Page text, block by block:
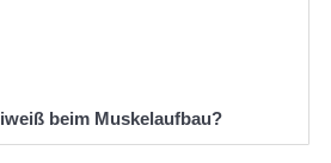
beim Muskelaufbau?